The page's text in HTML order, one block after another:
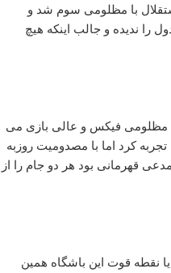
با مظلومی سوم شد و
را ندیده و جالب اینکه هیچ
مظلومی فیکس و عالی بازی می
کرد اما با مصدومیت روزبه
قهرمانی بود هر دو جام را از
نقطه قوت این باشگاه همین